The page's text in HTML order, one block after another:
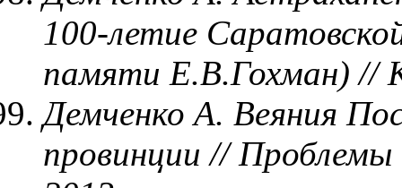
100-летие
памяти Е.В.Гохман) //
Демченко А. Веяния
провинции // Проблемы